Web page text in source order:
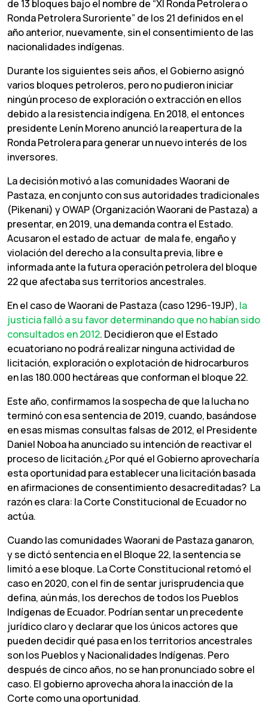
de 13 bloques bajo el nombre de “XI Ronda Petrolera o
Ronda Petrolera Suroriente” de los 21 definidos en el
año anterior, nuevamente, sin el consentimiento de las
nacionalidades indígenas.
Durante los siguientes seis años, el Gobierno asignó
varios bloques petroleros, pero no pudieron iniciar
ningún proceso de exploración o extracción en ellos
debido a la resistencia indígena. En 2018, el entonces
presidente Lenín Moreno anunció la reapertura de la
Ronda Petrolera para generar un nuevo interés de los
inversores.
La decisión motivó a las comunidades Waorani de
Pastaza, en conjunto con sus autoridades tradicionales
(Pikenani) y OWAP (Organización Waorani de Pastaza) a
presentar, en 2019, una demanda contra el Estado.
Acusaron el estado de actuar de mala fe, engaño y
violación del derecho a la consulta previa, libre e
informada ante la futura operación petrolera del bloque
22 que afectaba sus territorios ancestrales.
En el caso de Waorani de Pastaza (caso 1296-19JP), la
justicia falló a su favor determinando que no habían sido
consultados en 2012. Decidieron que el Estado
ecuatoriano no podrá realizar ninguna actividad de
licitación, exploración o explotación de hidrocarburos
en las 180.000 hectáreas que conforman el bloque 22.
Este año, confirmamos la sospecha de que la lucha no
terminó con esa sentencia de 2019, cuando, basándose
en esas mismas consultas falsas de 2012, el Presidente
Daniel Noboa ha anunciado su intención de reactivar el
proceso de licitación.¿Por qué el Gobierno aprovecharía
esta oportunidad para establecer una licitación basada
en afirmaciones de consentimiento desacreditadas? La
razón es clara: la Corte Constitucional de Ecuador no
actúa.
Cuando las comunidades Waorani de Pastaza ganaron,
y se dictó sentencia en el Bloque 22, la sentencia se
limitó a ese bloque. La Corte Constitucional retomó el
caso en 2020, con el fin de sentar jurisprudencia que
defina, aún más, los derechos de todos los Pueblos
Indígenas de Ecuador. Podrían sentar un precedente
jurídico claro y declarar que los únicos actores que
pueden decidir qué pasa en los territorios ancestrales
son los Pueblos y Nacionalidades Indígenas. Pero
después de cinco años, no se han pronunciado sobre el
caso. El gobierno aprovecha ahora la inacción de la
Corte como una oportunidad.